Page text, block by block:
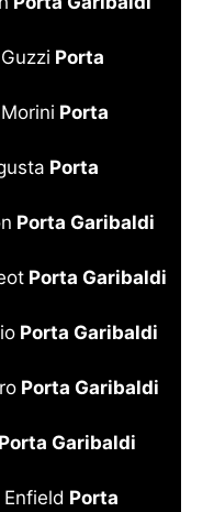
Porta
Porta
Porta
Porta Garibaldi
Porta Garibaldi
Porta Garibaldi
Porta Garibaldi
Porta Garibaldi
Porta